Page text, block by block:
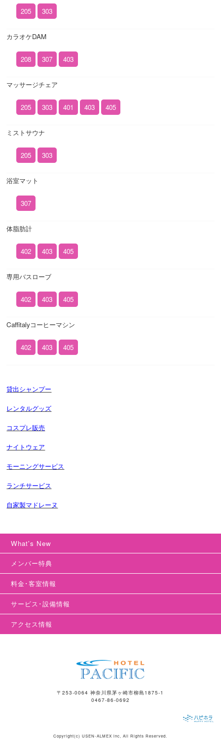
205 303
カラオケDAM
208 307 403
マッサージチェア
205 303 401 403 405
ミストサウナ
205 303
浴室マット
307
体脂肪計
402 403 405
専用バスローブ
402 403 405
Caffitalyコーヒーマシン
402 403 405
貸出シャンプー
レンタルグッズ
コスプレ販売
ナイトウェア
モーニングサービス
ランチサービス
自家製マドレーヌ
What's New
メンバー特典
料金･客室情報
サービス･設備情報
アクセス情報
〒253-0064 神奈川県茅ヶ崎市柳島1875-1
0467-86-0692
Copyright(c)USEN-ALMEX inc, All Rights Reserved.